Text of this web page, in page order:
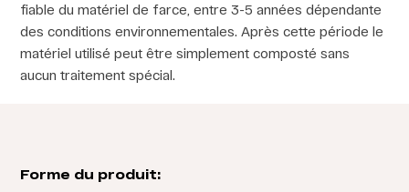
fiable du matériel de farce, entre 3-5 années dépendante
des conditions environnementales. Après cette période le
matériel utilisé peut être simplement composté sans
aucun traitement spécial.
Forme du produit: